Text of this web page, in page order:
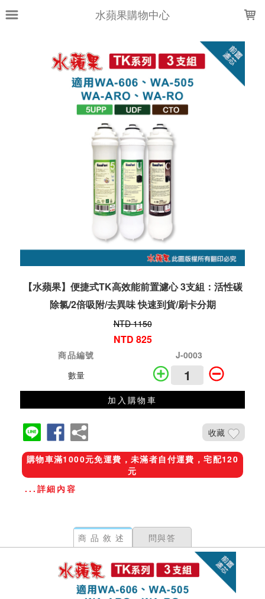
水蘋果購物中心
【水蘋果】便捷式TK高效能前置濾心 3支組：活性碳
除氯/2倍吸附/去異味 快速到貨/刷卡分期
NTD 1150
NTD 825
商品編號
J-0003
數量
加入購物車
收藏
購物車滿1000元免運費，未滿者自付運費，宅配120
元
...詳細內容
商品敘述 問與答